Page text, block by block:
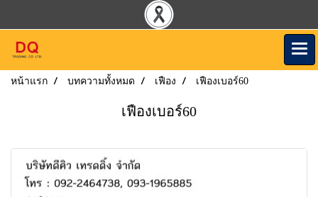
หน้าแรก บทความทั้งหมด เฟือง เฟืองเบอร์60
เฟืองเบอร์60